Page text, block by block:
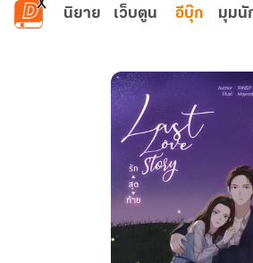
ข้ามไปยังเนื้อหาหลัก
นิยาย เว็บตูน อีบุ๊ก มุมนั